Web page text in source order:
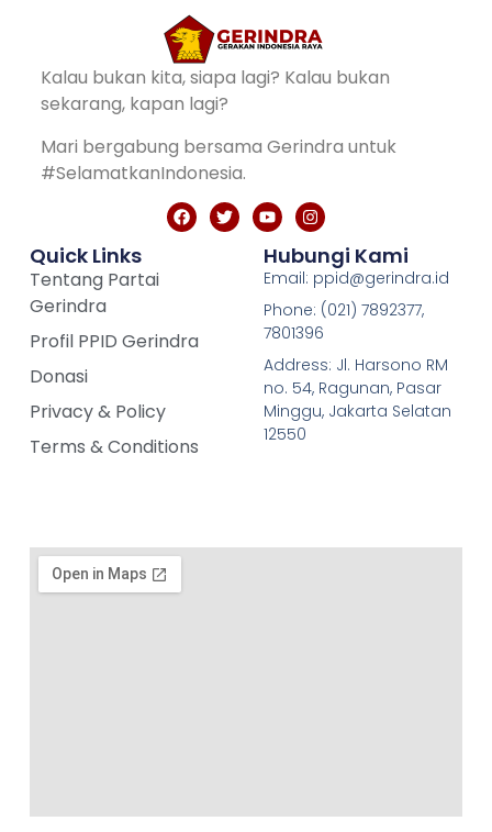
Kalau bukan kita, siapa lagi? Kalau bukan
sekarang, kapan lagi?
Mari bergabung bersama Gerindra untuk
#SelamatkanIndonesia.
Quick Links
Tentang Partai
Gerindra
Profil PPID Gerindra
Donasi
Privacy & Policy
Terms & Conditions
Hubungi Kami
Email: ppid@gerindra.id
Phone: (021) 7892377,
7801396
Address: Jl. Harsono RM
no. 54, Ragunan, Pasar
Minggu, Jakarta Selatan
12550